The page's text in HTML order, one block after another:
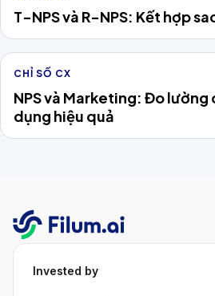
T-NPS và R-NPS: Kết hợp
CHỈ SỐ CX
NPS và Marketing: Đo lường
dụng hiệu quả
Invested by